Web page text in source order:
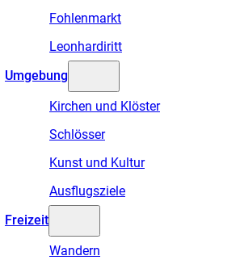
Fohlenmarkt
Leonhardiritt
Umgebung
Kirchen und Klöster
Schlösser
Kunst und Kultur
Ausflugsziele
Freizeit
Wandern